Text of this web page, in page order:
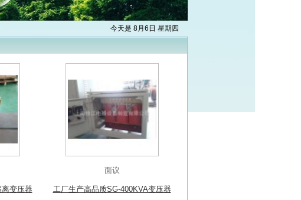
今天是 8月6日 星期四
变压器
面议
工厂生产高品质SG-400KVA变压器